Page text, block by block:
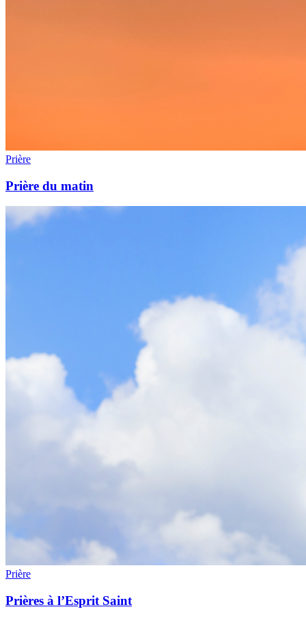
Prière
Prière du matin
Prière
Prières à l’Esprit Saint